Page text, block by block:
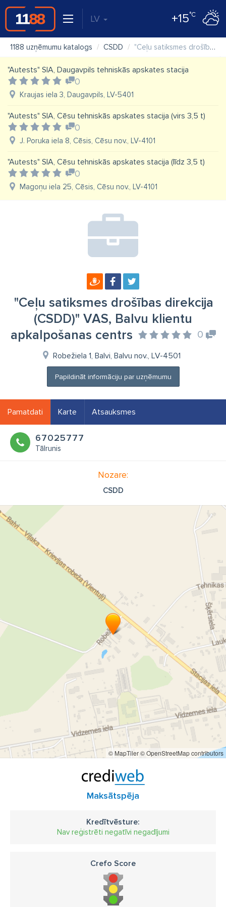
LV +15°C
1188 uzņēmumu katalogs CSDD "Ceļu satiksmes drošības direkcija (CSDD)" VAS, Balvu klientu apkalpošanas centrs
"Autests" SIA, Daugavpils tehniskās apskates stacija
0
Kraujas iela 3, Daugavpils, LV-5401
"Autests" SIA, Cēsu tehniskās apskates stacija (virs 3,5 t)
0
J. Poruka iela 8, Cēsis, Cēsu nov., LV-4101
"Autests" SIA, Cēsu tehniskās apskates stacija (līdz 3,5 t)
0
Magoņu iela 25, Cēsis, Cēsu nov., LV-4101
"Ceļu satiksmes drošības direkcija
(CSDD)" VAS, Balvu klientu
apkalpošanas centrs
0
Robežiela 1, Balvi, Balvu nov., LV-4501
Papildināt informāciju par uzņēmumu
Pamatdati Karte Atsauksmes
67025777
Tālrunis
Nozare:
CSDD
© MapTiler© OpenStreetMap contributors
Maksātspēja
Kredītvēsture:
Nav reģistrēti negatīvi negadījumi
Crefo Score